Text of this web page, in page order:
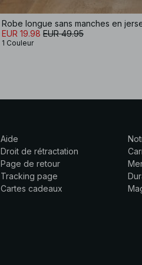
Robe longue sans manches en
EUR 19.98 EUR 49.95
1 Couleur
Aide
Droit de rétractation
Page de retour
Tracking page
Cartes cadeaux